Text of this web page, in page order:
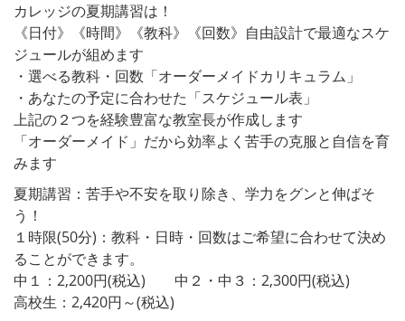
カレッジの夏期講習は！
《日付》《時間》《教科》《回数》自由設計で最適なスケ
ジュールが組めます
・選べる教科・回数「オーダーメイドカリキュラム」
・あなたの予定に合わせた「スケジュール表」
上記の２つを経験豊富な教室長が作成します
「オーダーメイド」だから効率よく苦手の克服と自信を育
みます
夏期講習：苦手や不安を取り除き、学力をグンと伸ばそ
う！
１時限(50分)：教科・日時・回数はご希望に合わせて決め
ることができます。
中１：2,200円(税込) 中２・中３：2,300円(税込)
高校生：2,420円～(税込)